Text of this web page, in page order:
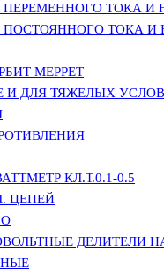
ТОКА И
ТОКА И
МЕРРЕТ
ДЛЯ ТЯЖЕЛЫХ
КЛ.Т.0.1-0.5
ЦЕПЕЙ
ДЕЛИТЕЛИ